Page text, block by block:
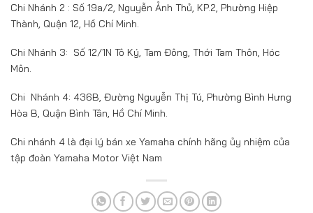
Chi Nhánh 2 : Số 19a/2, Nguyễn Ảnh Thủ, KP.2, Phường Hiệp
Thành, Quận 12, Hồ Chí Minh.
Chi Nhánh 3: Số 12/1N Tô Ký, Tam Đông, Thới Tam Thôn, Hóc
Môn.
Chi Nhánh 4: 436B, Đường Nguyễn Thị Tú, Phường Bình Hưng
Hòa B, Quận Bình Tân, Hồ Chí Minh.
Chi nhánh 4 là đại lý bán xe Yamaha chính hãng ủy nhiệm của
tập đoàn Yamaha Motor Việt Nam